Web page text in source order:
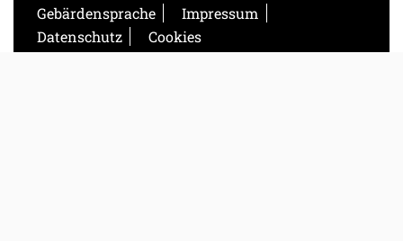
Gebärdensprache
Impressum
Datenschutz
Cookies